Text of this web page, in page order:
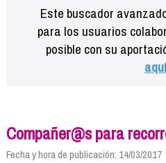
Este buscador
para los usuarios
posible con su
aquí
Compañer@s para
Fecha y hora de publicación: 14/03/2017